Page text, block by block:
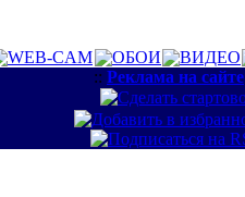
WEB-CAM ОБОИ ВИДЕО
:: Реклама на сайте